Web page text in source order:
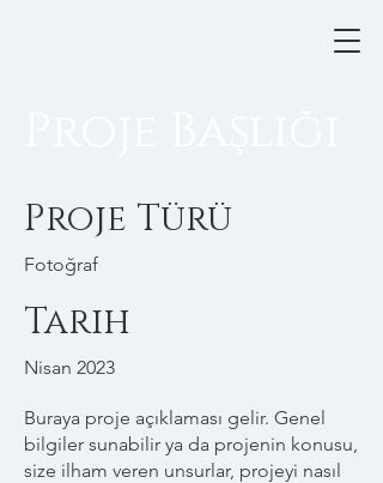
Proje Türü
Fotoğraf
Tarih
Nisan 2023
Buraya proje açıklaması gelir. Genel
bilgiler sunabilir ya da projenin konusu,
size ilham veren unsurlar, projeyi nasıl